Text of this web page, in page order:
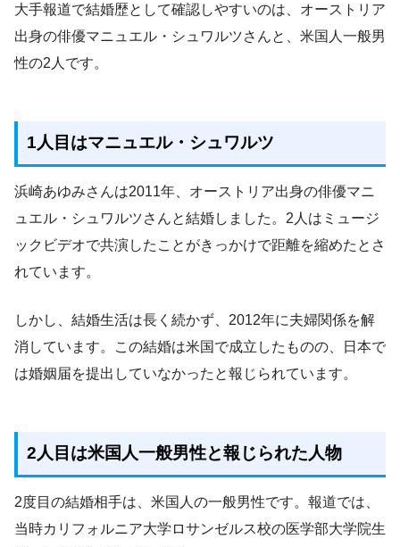
大手報道で結婚歴として確認しやすいのは、オーストリア
出身の俳優マニュエル・シュワルツさんと、米国人一般男
性の2人です。
1人目はマニュエル・シュワルツ
浜崎あゆみさんは2011年、オーストリア出身の俳優マニ
ュエル・シュワルツさんと結婚しました。2人はミュージ
ックビデオで共演したことがきっかけで距離を縮めたとさ
れています。
しかし、結婚生活は長く続かず、2012年に夫婦関係を解
消しています。この結婚は米国で成立したものの、日本で
は婚姻届を提出していなかったと報じられています。
2人目は米国人一般男性と報じられた人物
2度目の結婚相手は、米国人の一般男性です。報道では、
当時カリフォルニア大学ロサンゼルス校の医学部大学院生